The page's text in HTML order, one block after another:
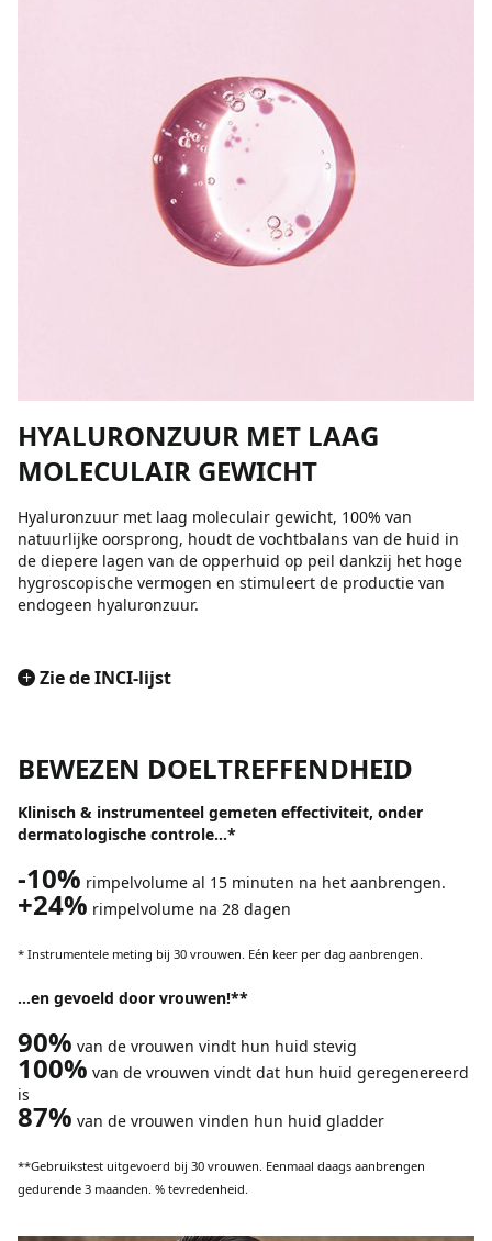
HYALURONZUUR MET LAAG
MOLECULAIR GEWICHT
Hyaluronzuur met laag moleculair gewicht, 100% van
natuurlijke oorsprong, houdt de vochtbalans van de huid in
de diepere lagen van de opperhuid op peil dankzij het hoge
hygroscopische vermogen en stimuleert de productie van
endogeen hyaluronzuur.
+ Zie de INCI-lijst
BEWEZEN DOELTREFFENDHEID
Klinisch & instrumenteel gemeten effectiviteit, onder
dermatologische controle...*
-10% rimpelvolume al 15 minuten na het aanbrengen.
+24% rimpelvolume na 28 dagen
* Instrumentele meting bij 30 vrouwen. Eén keer per dag aanbrengen.
...en gevoeld door vrouwen!**
90% van de vrouwen vindt hun huid stevig
100% van de vrouwen vindt dat hun huid geregenereerd
is
87% van de vrouwen vinden hun huid gladder
**Gebruikstest uitgevoerd bij 30 vrouwen. Eenmaal daags aanbrengen
gedurende 3 maanden. % tevredenheid.